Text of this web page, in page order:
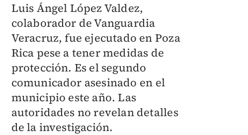
Luis Ángel López Valdez,
colaborador de Vanguardia
Veracruz, fue ejecutado en Poza
Rica pese a tener medidas de
protección. Es el segundo
comunicador asesinado en el
municipio este año. Las
autoridades no revelan detalles
de la investigación.